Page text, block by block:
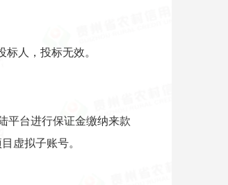
人，投标无效。
平台进行保证金缴纳来款
虚拟子账号。